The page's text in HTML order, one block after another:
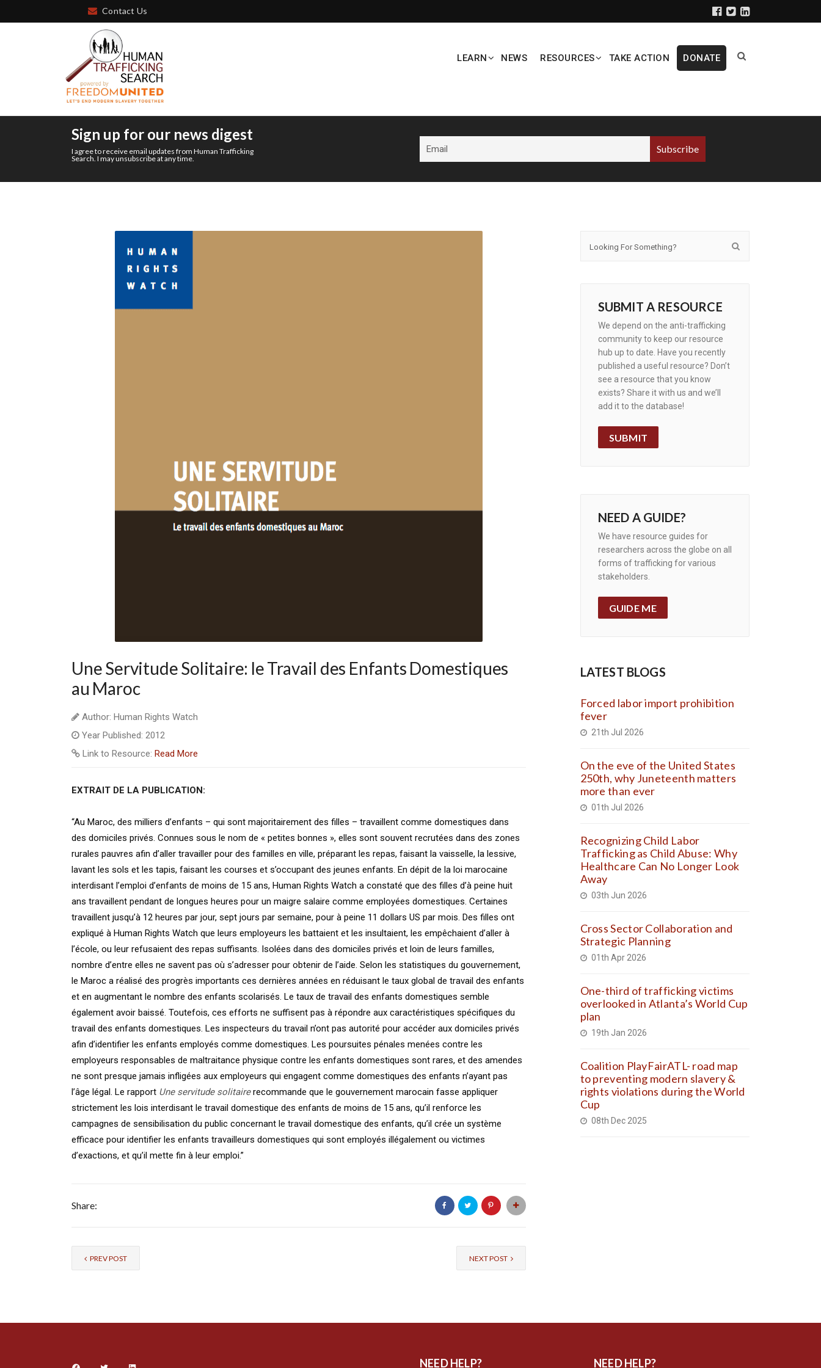
Contact Us
LEARN NEWS RESOURCES TAKE ACTION DONATE
Sign up for our news digest
I agree to receive email updates from Human Trafficking
Search. I may unsubscribe at any time.
Une Servitude Solitaire: le Travail des Enfants Domestiques
au Maroc
Author: Human Rights Watch
Year Published: 2012
Link to Resource: Read More
EXTRAIT DE LA PUBLICATION:
“Au Maroc, des milliers d’enfants – qui sont majoritairement des filles – travaillent comme domestiques dans
des domiciles privés. Connues sous le nom de « petites bonnes », elles sont souvent recrutées dans des zones
rurales pauvres afin d’aller travailler pour des familles en ville, préparant les repas, faisant la vaisselle, la lessive,
lavant les sols et les tapis, faisant les courses et s’occupant des jeunes enfants. En dépit de la loi marocaine
interdisant l’emploi d’enfants de moins de 15 ans, Human Rights Watch a constaté que des filles d’à peine huit
ans travaillent pendant de longues heures pour un maigre salaire comme employées domestiques. Certaines
travaillent jusqu’à 12 heures par jour, sept jours par semaine, pour à peine 11 dollars US par mois. Des filles ont
expliqué à Human Rights Watch que leurs employeurs les battaient et les insultaient, les empêchaient d’aller à
l’école, ou leur refusaient des repas suffisants. Isolées dans des domiciles privés et loin de leurs familles,
nombre d’entre elles ne savent pas où s’adresser pour obtenir de l’aide. Selon les statistiques du gouvernement,
le Maroc a réalisé des progrès importants ces dernières années en réduisant le taux global de travail des enfants
et en augmentant le nombre des enfants scolarisés. Le taux de travail des enfants domestiques semble
également avoir baissé. Toutefois, ces efforts ne suffisent pas à répondre aux caractéristiques spécifiques du
travail des enfants domestiques. Les inspecteurs du travail n’ont pas autorité pour accéder aux domiciles privés
afin d’identifier les enfants employés comme domestiques. Les poursuites pénales menées contre les
employeurs responsables de maltraitance physique contre les enfants domestiques sont rares, et des amendes
ne sont presque jamais infligées aux employeurs qui engagent comme domestiques des enfants n’ayant pas
l’âge légal. Le rapport Une servitude solitairerecommande que le gouvernement marocain fasse appliquer
strictement les lois interdisant le travail domestique des enfants de moins de 15 ans, qu’il renforce les
campagnes de sensibilisation du public concernant le travail domestique des enfants, qu’il crée un système
efficace pour identifier les enfants travailleurs domestiques qui sont employés illégalement ou victimes
d’exactions, et qu’il mette fin à leur emploi.”
Share:
PREV POST NEXT POST
SUBMIT A RESOURCE
We depend on the anti-trafficking
community to keep our resource
hub up to date. Have you recently
published a useful resource? Don’t
see a resource that you know
exists? Share it with us and we’ll
add it to the database!
SUBMIT
NEED A GUIDE?
We have resource guides for
researchers across the globe on all
forms of trafficking for various
stakeholders.
GUIDE ME
LATEST BLOGS
Forced labor import prohibition
fever
21th Jul 2026
On the eve of the United States
250th, why Juneteenth matters
more than ever
01th Jul 2026
Recognizing Child Labor
Trafficking as Child Abuse: Why
Healthcare Can No Longer Look
Away
03th Jun 2026
Cross Sector Collaboration and
Strategic Planning
01th Apr 2026
One-third of trafficking victims
overlooked in Atlanta’s World Cup
plan
19th Jan 2026
Coalition PlayFairATL- road map
to preventing modern slavery &
rights violations during the World
Cup
08th Dec 2025
NEED HELP? NEED HELP?